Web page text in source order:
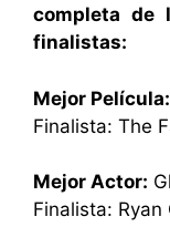
completa de
finalistas:
Mejor Película:
Finalista: The
Mejor Actor:
Finalista: Ryan